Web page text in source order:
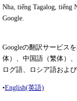
Nha, tiếng Tagalog, tiếng
Google.
Googleの翻訳サービス
体）、中国語（繁体）
ログ語、ロシア語およ
•English(英語)